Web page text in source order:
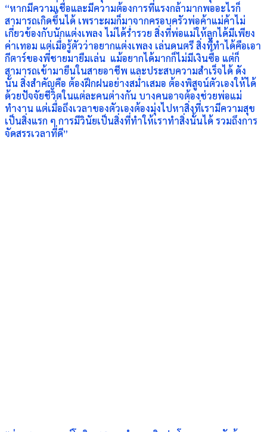
“หากมีความเชื่อและมีความต้องการที่แรงกล้ามากพออะไรก็
สามารถเกิดขึ้นได้ เพราะผมก็มาจากครอบครัวพ่อค้าแม่ค้าไม่
เกี่ยวข้องกับนักแต่งเพลง ไม่ได้ร่ำรวย สิ่งที่พ่อแม่ให้ลูกได้มีเพียง
ค่าเทอม แต่เมื่อรู้ตัวว่าอยากแต่งเพลง เล่นดนตรี สิ่งที่ทำได้คือเอา
กีตาร์ของพี่ชายมายืมเล่น แม้อยากได้มากก็ไม่มีเงินซื้อ แต่ก็
สามารถเข้ามายืนในสายอาชีพ และประสบความสำเร็จได้ ดัง
นั้น สิ่งสำคัญคือ ต้องฝึกฝนอย่างสม่ำเสมอ ต้องพิสูจน์ตัวเองให้ได้
ด้วยปัจจัยชีวิตในแต่ละคนต่างกัน บางคนอาจต้องช่วยพ่อแม่
ทำงาน แต่เมื่อถึงเวลาของตัวเองต้องมุ่งไปหาสิ่งที่เรามีความสุข
เป็นสิ่งแรก ๆ การมีวินัยเป็นสิ่งที่ทำให้เราทำสิ่งนั้นได้ รวมถึงการ
จัดสรรเวลาที่ดี”